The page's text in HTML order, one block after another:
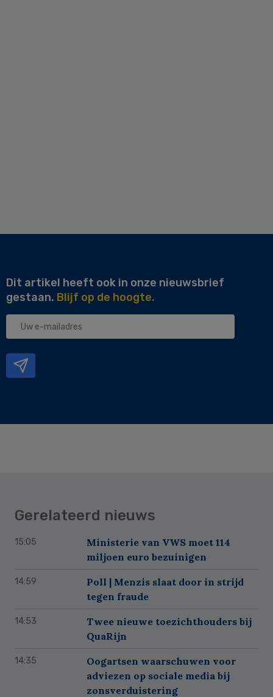
Dit artikel heeft ook in onze nieuwsbrief
gestaan. Blijf op de hoogte.
Uw
Gerelateerd nieuws
15:05
Ministerie van VWS moet 114
miljoen euro bezuinigen
14:59
Poll | Menzis slaat door in strijd
tegen fraude
14:53
Twee nieuwe toezichthouders bij
QuaRijn
14:35
Oogartsen waarschuwen voor
adviezen op sociale media bij
zonsverduistering